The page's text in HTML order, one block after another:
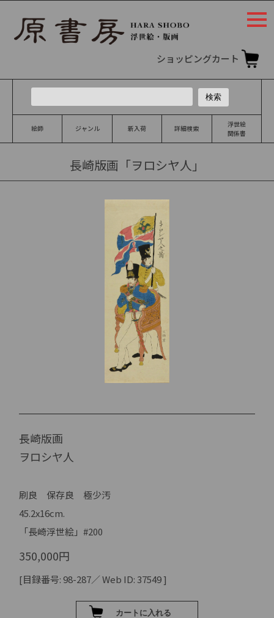
ショッピングカート
絵師 ジャンル 新入荷 詳細検索
浮世絵
関係書
長崎版画「ヲロシヤ人」
長崎版画
ヲロシヤ人
刷良 保存良 極少汚
45.2x16cm.
「長崎浮世絵」#200
350,000円
[目録番号: 98-287／ Web ID: 37549 ]